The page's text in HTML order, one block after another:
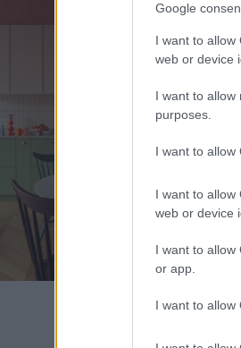
Google
I want to allow
web or device
I want to allow
purposes.
I want to allow
I want to allow
web or device
I want to allow
or app.
I want to allow